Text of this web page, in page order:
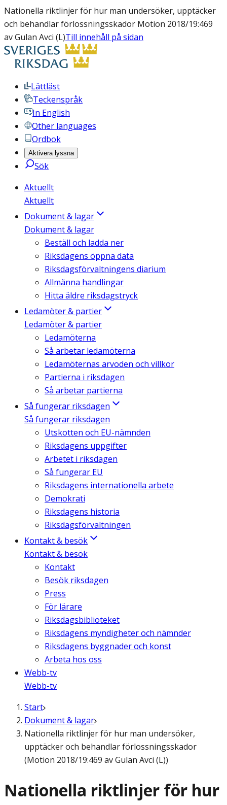
Nationella riktlinjer för hur man undersöker, upptäcker
och behandlar förlossningsskador Motion 2018/19:469
av Gulan Avci (L)Till innehåll på sidan
Lättläst
Teckenspråk
In English
Other languages
Ordbok
Aktivera lyssna
Sök
Aktuellt
Aktuellt
Dokument & lagar
Dokument & lagar
Beställ och ladda ner
Riksdagens öppna data
Riksdagsförvaltningens diarium
Allmänna handlingar
Hitta äldre riksdagstryck
Ledamöter & partier
Ledamöter & partier
Ledamöterna
Så arbetar ledamöterna
Ledamöternas arvoden och villkor
Partierna i riksdagen
Så arbetar partierna
Så fungerar riksdagen
Så fungerar riksdagen
Utskotten och EU-nämnden
Riksdagens uppgifter
Arbetet i riksdagen
Så fungerar EU
Riksdagens internationella arbete
Demokrati
Riksdagens historia
Riksdagsförvaltningen
Kontakt & besök
Kontakt & besök
Kontakt
Besök riksdagen
Press
För lärare
Riksdagsbiblioteket
Riksdagens myndigheter och nämnder
Riksdagens byggnader och konst
Arbeta hos oss
Webb-tv
Webb-tv
Start
Dokument & lagar
Nationella riktlinjer för hur man undersöker,
upptäcker och behandlar förlossningsskador
(Motion 2018/19:469 av Gulan Avci (L))
Nationella riktlinjer för hur